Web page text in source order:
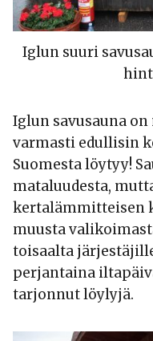
Iglun suuri
Iglun savusauna
varmasti edullisin
Suomesta löytyy!
mataluudesta,
kertalämmitteisen
muusta
toisaalta
perjantaina
tarjonnut löylyjä.